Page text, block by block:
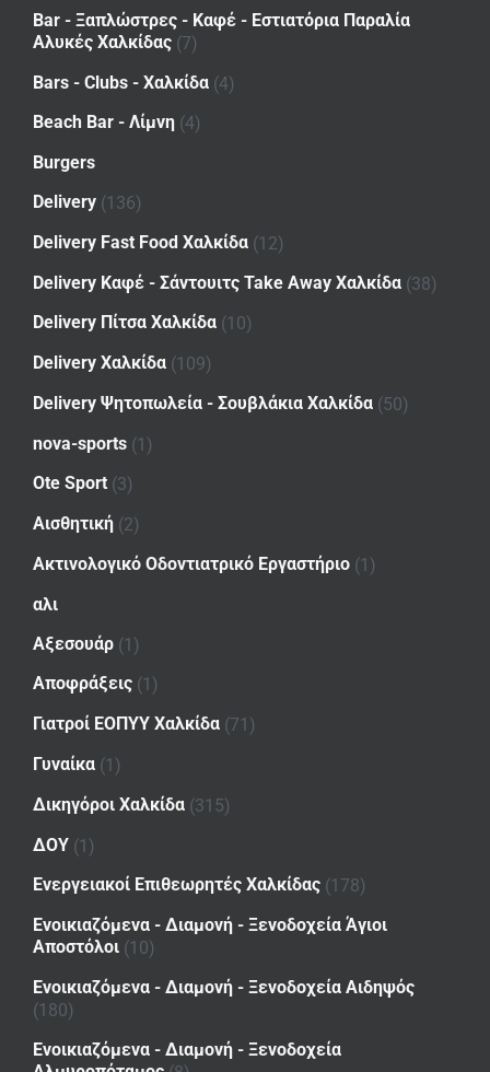
Bar - Ξαπλώστρες - Καφέ - Εστιατόρια Παραλία
Αλυκές Χαλκίδας (7)
Bars - Clubs - Χαλκίδα (4)
Beach Bar - Λίμνη (4)
Burgers
Delivery (136)
Delivery Fast Food Χαλκίδα (12)
Delivery Καφέ - Σάντουιτς Take Away Χαλκίδα (38)
Delivery Πίτσα Χαλκίδα (10)
Delivery Χαλκίδα (109)
Delivery Ψητοπωλεία - Σουβλάκια Χαλκίδα (50)
nova-sports (1)
Ote Sport (3)
Αισθητική (2)
Ακτινολογικό Οδοντιατρικό Εργαστήριο (1)
αλι
Αξεσουάρ (1)
Αποφράξεις (1)
Γιατροί ΕΟΠΥΥ Χαλκίδα (71)
Γυναίκα (1)
Δικηγόροι Χαλκίδα (315)
ΔΟΥ (1)
Ενεργειακοί Επιθεωρητές Χαλκίδας (178)
Ενοικιαζόμενα - Διαμονή - Ξενοδοχεία Άγιοι
Αποστόλοι (10)
Ενοικιαζόμενα - Διαμονή - Ξενοδοχεία Αιδηψός
(180)
Ενοικιαζόμενα - Διαμονή - Ξενοδοχεία